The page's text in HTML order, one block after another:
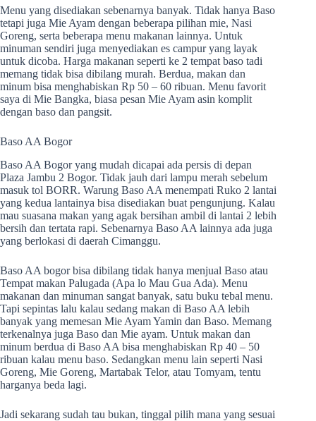
Menu yang disediakan sebenarnya banyak. Tidak hanya Baso
tetapi juga Mie Ayam dengan beberapa pilihan mie, Nasi
Goreng, serta beberapa menu makanan lainnya. Untuk
minuman sendiri juga menyediakan es campur yang layak
untuk dicoba. Harga makanan seperti ke 2 tempat baso tadi
memang tidak bisa dibilang murah. Berdua, makan dan
minum bisa menghabiskan Rp 50 – 60 ribuan. Menu favorit
saya di Mie Bangka, biasa pesan Mie Ayam asin komplit
dengan baso dan pangsit.
Baso AA Bogor
Baso AA Bogor yang mudah dicapai ada persis di depan
Plaza Jambu 2 Bogor. Tidak jauh dari lampu merah sebelum
masuk tol BORR. Warung Baso AA menempati Ruko 2 lantai
yang kedua lantainya bisa disediakan buat pengunjung. Kalau
mau suasana makan yang agak bersihan ambil di lantai 2 lebih
bersih dan tertata rapi. Sebenarnya Baso AA lainnya ada juga
yang berlokasi di daerah Cimanggu.
Baso AA bogor bisa dibilang tidak hanya menjual Baso atau
Tempat makan Palugada (Apa lo Mau Gua Ada). Menu
makanan dan minuman sangat banyak, satu buku tebal menu.
Tapi sepintas lalu kalau sedang makan di Baso AA lebih
banyak yang memesan Mie Ayam Yamin dan Baso. Memang
terkenalnya juga Baso dan Mie ayam. Untuk makan dan
minum berdua di Baso AA bisa menghabiskan Rp 40 – 50
ribuan kalau menu baso. Sedangkan menu lain seperti Nasi
Goreng, Mie Goreng, Martabak Telor, atau Tomyam, tentu
harganya beda lagi.
Jadi sekarang sudah tau bukan, tinggal pilih mana yang sesuai